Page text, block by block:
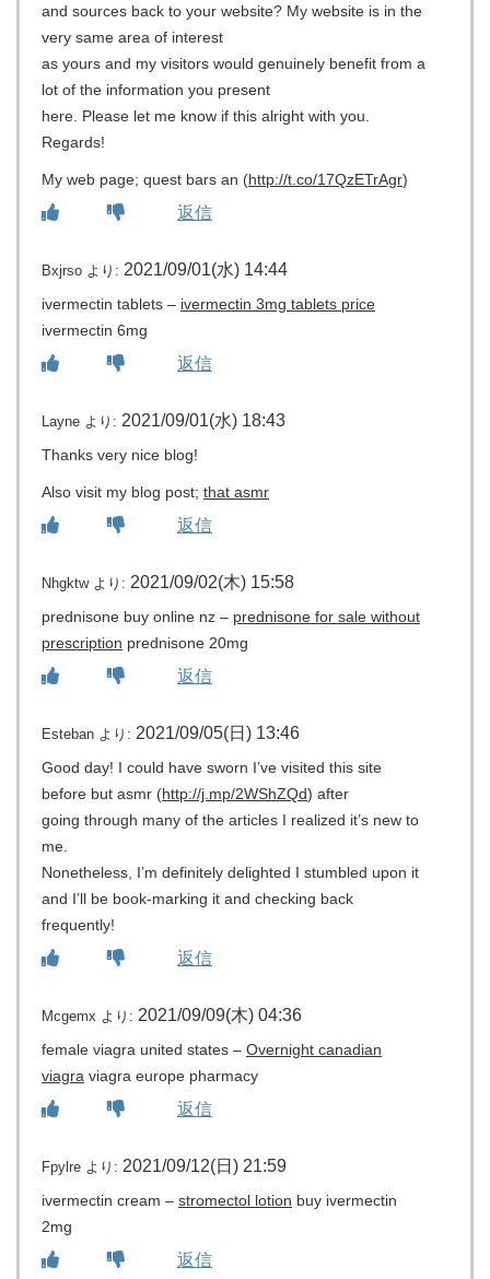
and sources back to your website? My website is in the
very same area of interest
as yours and my visitors would genuinely benefit from a
lot of the information you present
here. Please let me know if this alright with you.
Regards!
My web page; quest bars an (http://t.co/17QzETrAgr)
返信
Bxjrso より: 2021/09/01(水) 14:44
ivermectin tablets – ivermectin 3mg tablets price
ivermectin 6mg
返信
Layne より: 2021/09/01(水) 18:43
Thanks very nice blog!
Also visit my blog post; that asmr
返信
Nhgktw より: 2021/09/02(木) 15:58
prednisone buy online nz – prednisone for sale without
prescription prednisone 20mg
返信
Esteban より: 2021/09/05(日) 13:46
Good day! I could have sworn I’ve visited this site
before but asmr (http://j.mp/2WShZQd) after
going through many of the articles I realized it’s new to
me.
Nonetheless, I’m definitely delighted I stumbled upon it
and I’ll be book-marking it and checking back
frequently!
返信
Mcgemx より: 2021/09/09(木) 04:36
female viagra united states – Overnight canadian
viagra viagra europe pharmacy
返信
Fpylre より: 2021/09/12(日) 21:59
ivermectin cream – stromectol lotion buy ivermectin
2mg
返信